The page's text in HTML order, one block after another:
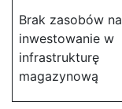
Brak zasobów na
inwestowanie w
infrastrukturę
magazynową